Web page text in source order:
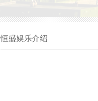
恒盛娱乐介绍